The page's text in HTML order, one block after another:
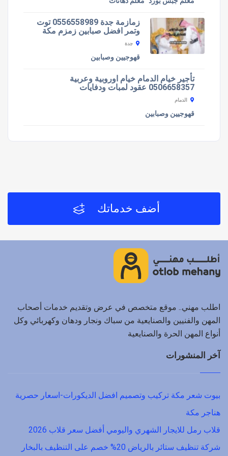
زمازمة جدة 0556558989 توت
وتمر افضل صبابين زمزم مكة
جدة
قهوجيين وصبابين
تأجير خيام الدمام خيام اوروبية وعربية
0506658357 عقود لمبات ودفايات
الدمام
قهوجيين وصبابين
أضف خدماتك
اطلب مهني.. موقع متخصص في عرض وتقديم خدمات أصحاب
المهن والفنيين والصنايعية من سباك ونجار ودهان وكهربائي وكل
أنواع المهن الحرة والصنايعية
آخر المنشورات
بيوت شعر مكة تركيب وتصميم افضل الديكورات-اسعار حصرية
هناجر مكة
قلاب رمل للايجار الشهري واليومي أفضل سعر قلاب 2026
شركة تنظيف ستائر بالرياض 20% خصم على التنظيف بالبخار